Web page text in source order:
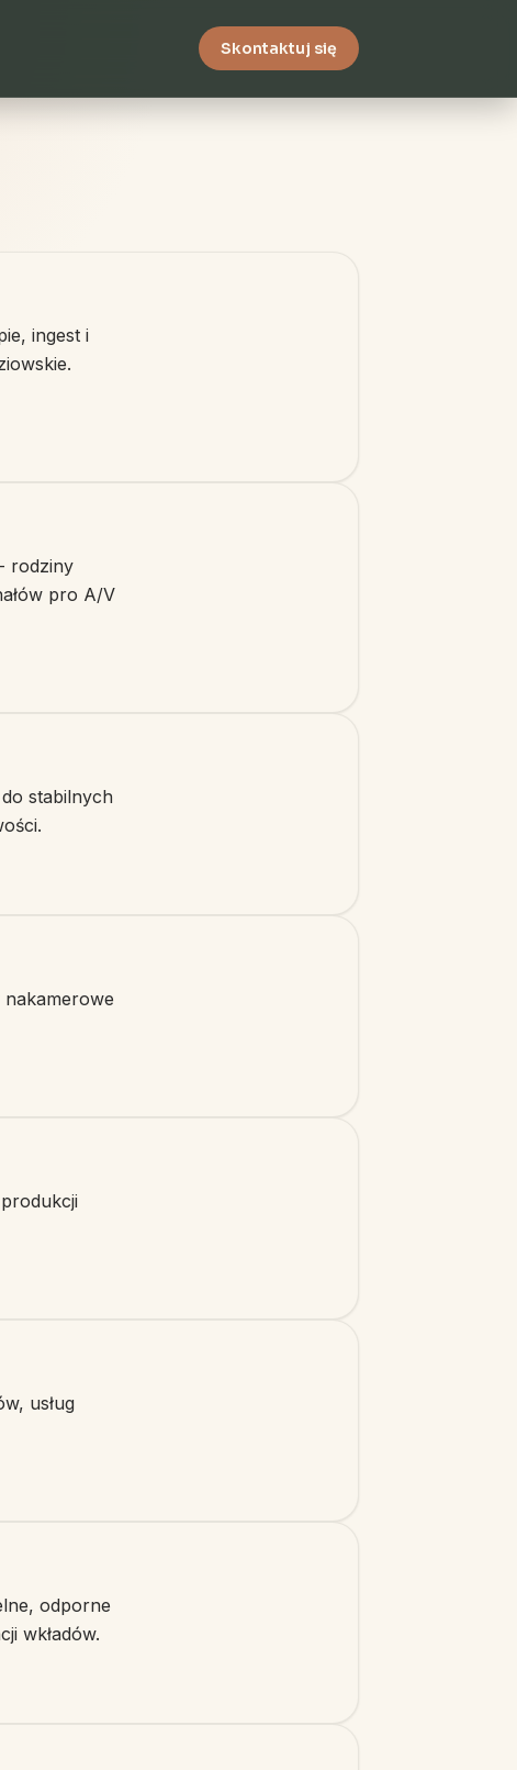
Skontaktuj się
ingest i
rodziny
pro A/V
stabilnych
usług
odporne
wkładów.